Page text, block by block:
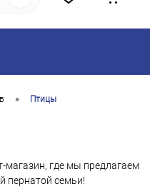
• Птицы
магазин, где мы предлагаем
пернатой семьи!